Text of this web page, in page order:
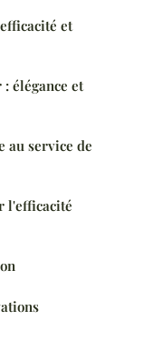
et
élégance et
au service de
l'efficacité